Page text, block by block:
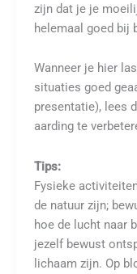
zijn dat je je
helemaal goed bij
Wanneer je hier
situaties goed
presentatie), lees
aarding te
Tips:
Fysieke
de natuur zijn;
hoe de lucht naar
jezelf bewust
lichaam zijn. Op